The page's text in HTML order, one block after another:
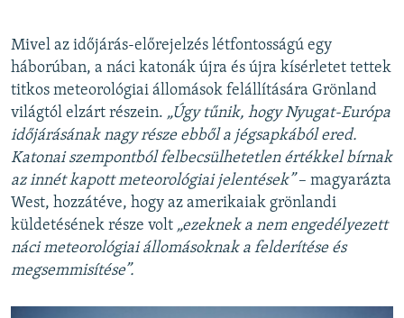
Mivel az időjárás-előrejelzés létfontosságú egy
háborúban, a náci katonák újra és újra kísérletet tettek
titkos meteorológiai állomások felállítására Grönland
világtól elzárt részein. „Úgy tűnik, hogy Nyugat-Európa
időjárásának nagy része ebből a jégsapkából ered.
Katonai szempontból felbecsülhetetlen értékkel bírnak
az innét kapott meteorológiai jelentések”– magyarázta
West, hozzátéve, hogy az amerikaiak grönlandi
küldetésének része volt „ezeknek a nem engedélyezett
náci meteorológiai állomásoknak a felderítése és
megsemmisítése”.